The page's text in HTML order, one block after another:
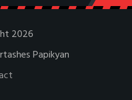
2026
Papikyan